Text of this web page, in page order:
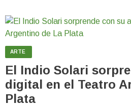
ARTE
El Indio Solari
digital en el Teatro
Plata